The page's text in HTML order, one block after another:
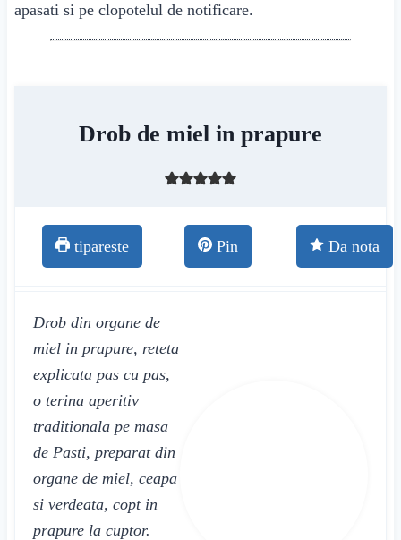
apasati si pe clopotelul de notificare.
Drob de miel in prapure
tipareste Pin Da nota
Drob din organe de
miel in prapure, reteta
explicata pas cu pas,
o terina aperitiv
traditionala pe masa
de Pasti, preparat din
organe de miel, ceapa
si verdeata, copt in
prapure la cuptor.